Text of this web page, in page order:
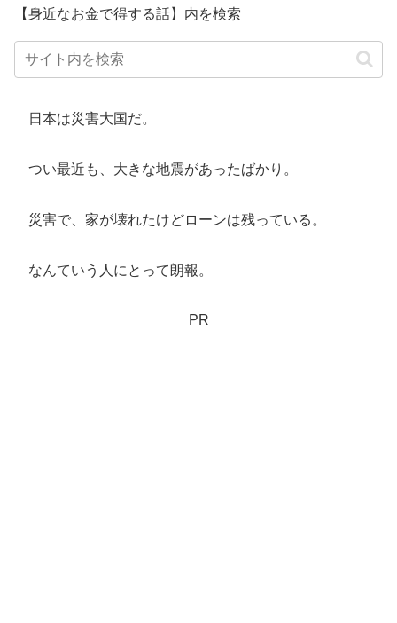
【身近なお金で得する話】内を検索
日本は災害大国だ。
つい最近も、大きな地震があったばかり。
災害で、家が壊れたけどローンは残っている。
なんていう人にとって朗報。
PR